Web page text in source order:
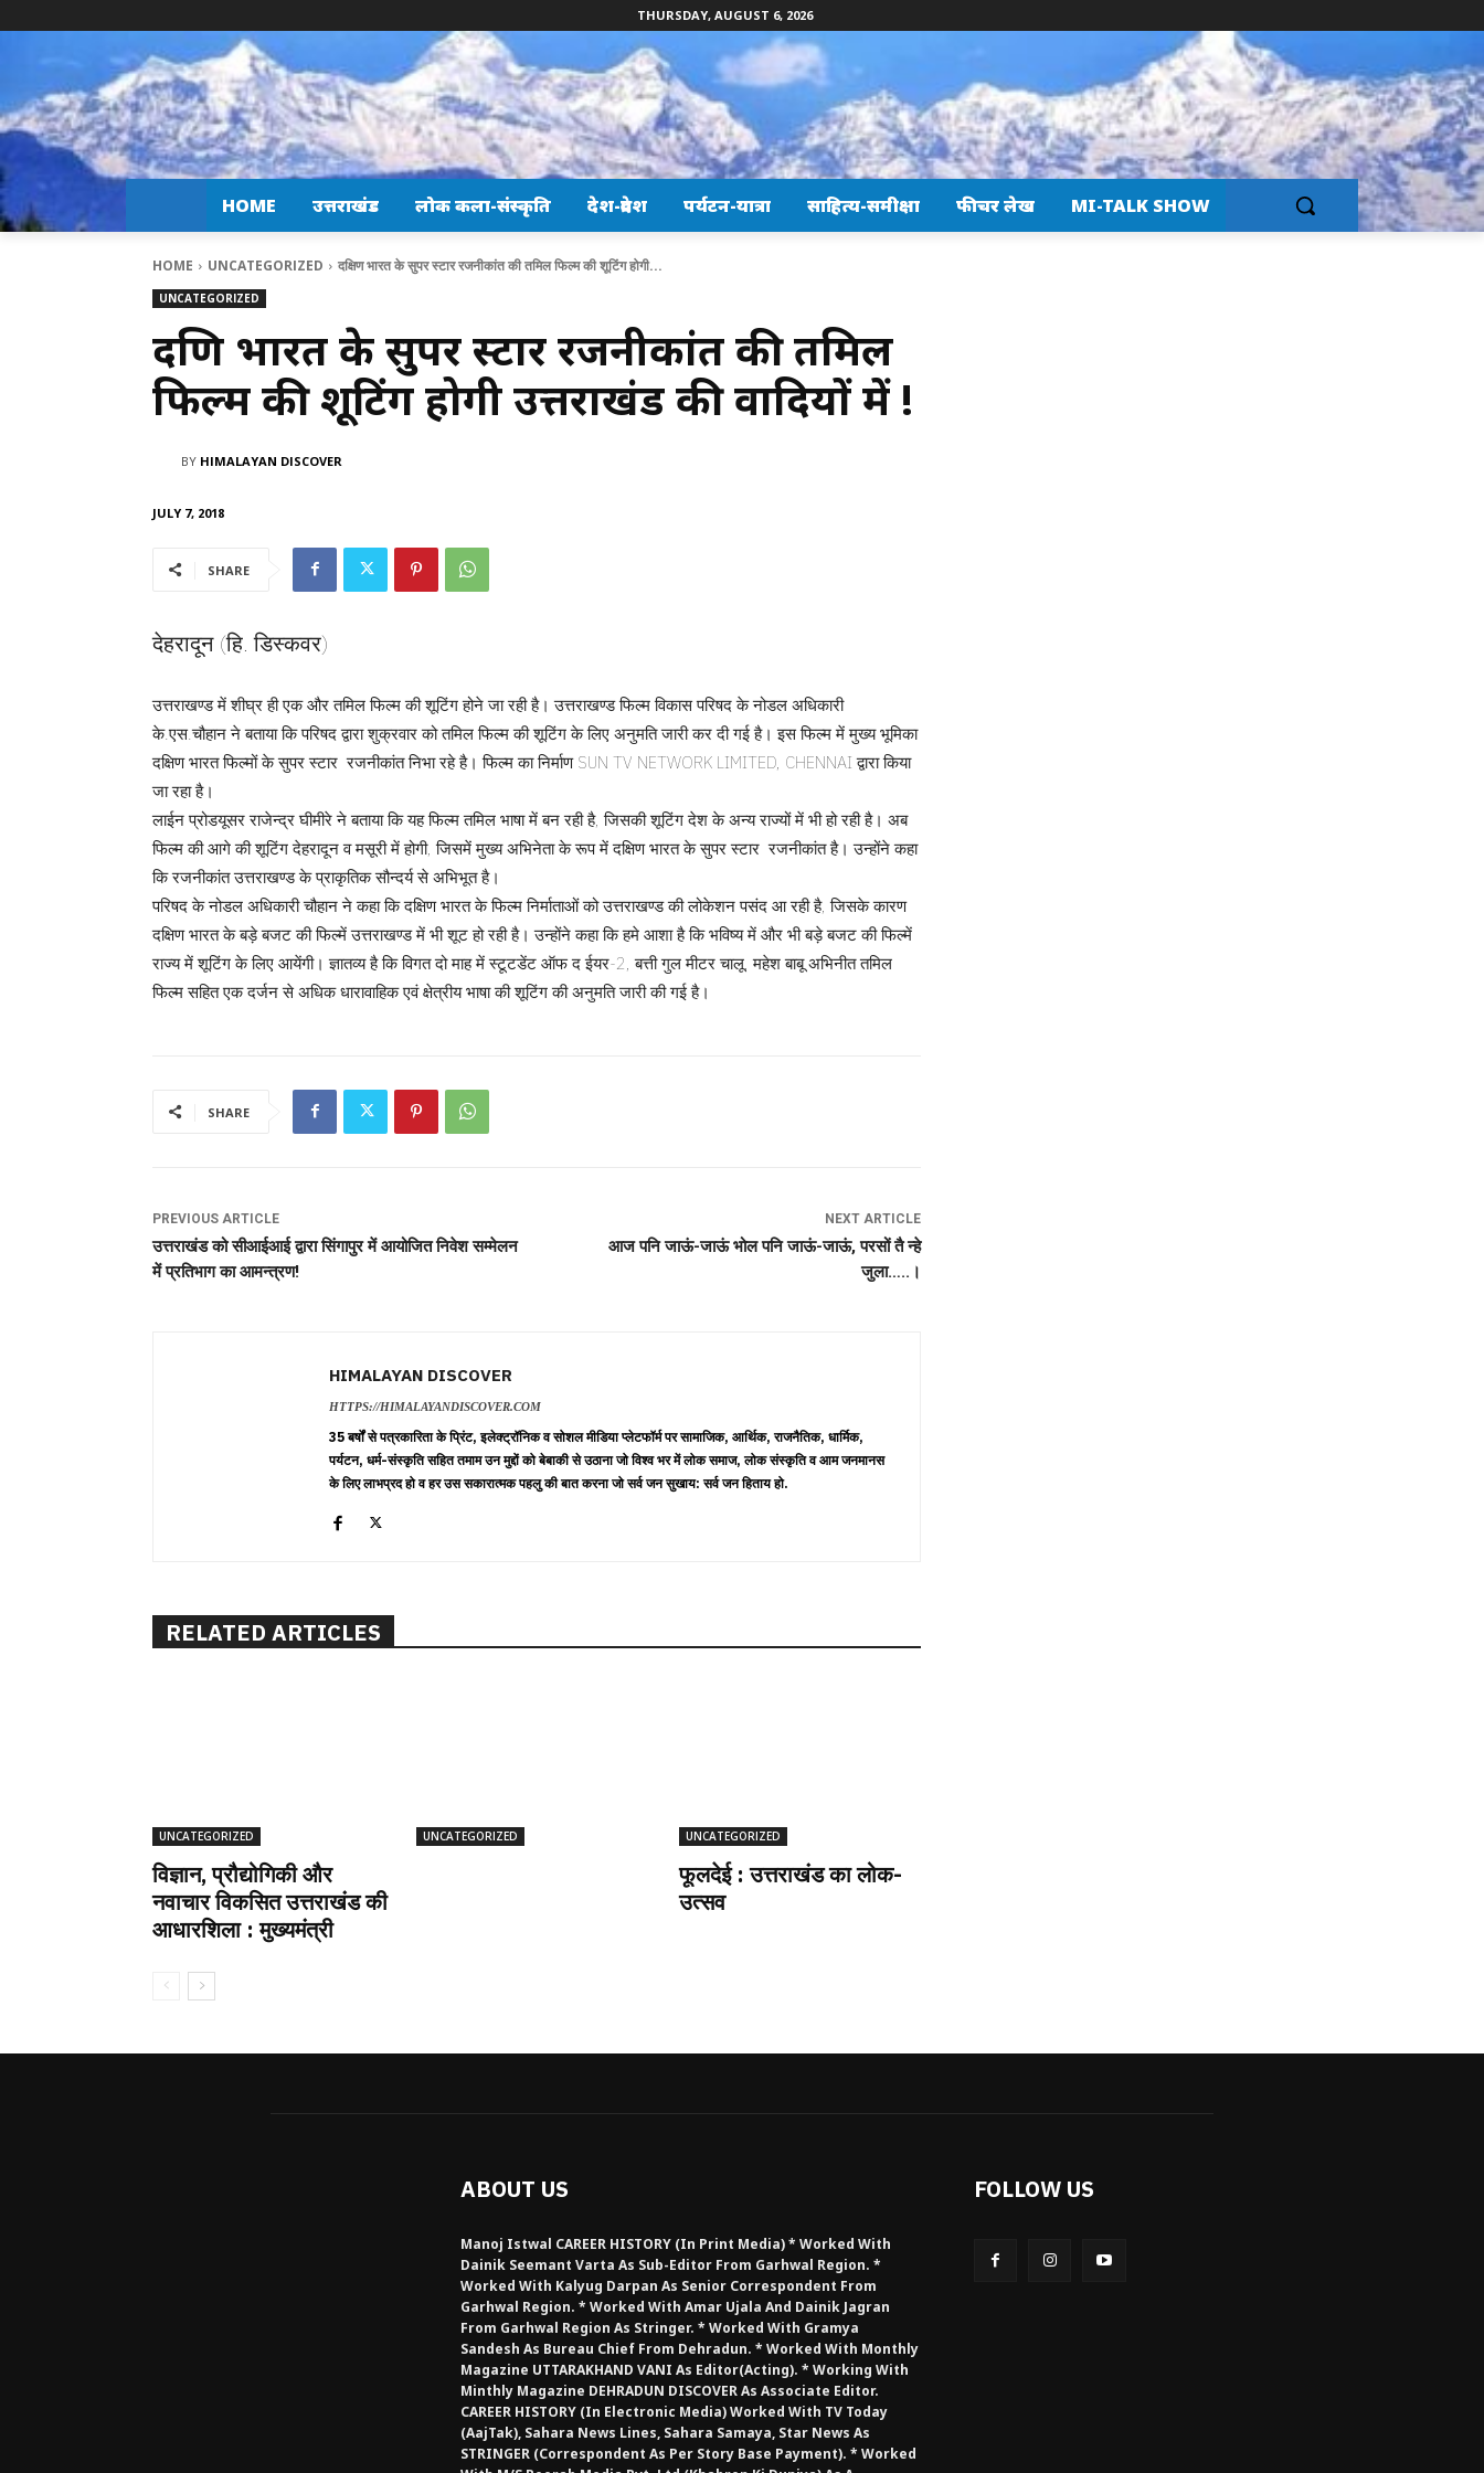
THURSDAY, AUGUST 6, 2026
HOME उत्तराखंड लोक कला-संस्कृति देश-प्रदेश पर्यटन-यात्रा साहित्य-समीक्षा फीचर लेख MI-TALK SHOW
HOME UNCATEGORIZED दक्षिण भारत के सुपर स्टार रजनीकांत की तमिल फिल्म की शूटिंग होगी...
UNCATEGORIZED
दक्षिण भारत के सुपर स्टार रजनीकांत की तमिल
फिल्म की शूटिंग होगी उत्तराखंड की वादियों में !
BY HIMALAYAN DISCOVER
JULY 7, 2018
SHARE
देहरादून (हि. डिस्कवर)
उत्तराखण्ड में शीघ्र ही एक और तमिल फिल्म की शूटिंग होने जा रही है। उत्तराखण्ड फिल्म विकास परिषद के नोडल अधिकारी
के.एस.चौहान ने बताया कि परिषद द्वारा शुक्रवार को तमिल फिल्म की शूटिंग के लिए अनुमति जारी कर दी गई है। इस फिल्म में मुख्य भूमिका
दक्षिण भारत फिल्मों के सुपर स्टार रजनीकांत निभा रहे है। फिल्म का निर्माण SUN TV NETWORK LIMITED, CHENNAI द्वारा किया
जा रहा है।
लाईन प्रोडयूसर राजेन्द्र घीमीरे ने बताया कि यह फिल्म तमिल भाषा में बन रही है, जिसकी शूटिंग देश के अन्य राज्यों में भी हो रही है। अब
फिल्म की आगे की शूटिंग देहरादून व मसूरी में होगी, जिसमें मुख्य अभिनेता के रूप में दक्षिण भारत के सुपर स्टार रजनीकांत है। उन्होंने कहा
कि रजनीकांत उत्तराखण्ड के प्राकृतिक सौन्दर्य से अभिभूत है।
परिषद के नोडल अधिकारी चौहान ने कहा कि दक्षिण भारत के फिल्म निर्माताओं को उत्तराखण्ड की लोकेशन पसंद आ रही है, जिसके कारण
दक्षिण भारत के बड़े बजट की फिल्में उत्तराखण्ड में भी शूट हो रही है। उन्होंने कहा कि हमे आशा है कि भविष्य में और भी बड़े बजट की फिल्में
राज्य में शूटिंग के लिए आयेंगी। ज्ञातव्य है कि विगत दो माह में स्टूटडेंट ऑफ द ईयर-2, बत्ती गुल मीटर चालू, महेश बाबू अभिनीत तमिल
फिल्म सहित एक दर्जन से अधिक धारावाहिक एवं क्षेत्रीय भाषा की शूटिंग की अनुमति जारी की गई है।
SHARE
PREVIOUS ARTICLE
उत्तराखंड को सीआईआई द्वारा सिंगापुर में आयोजित निवेश सम्मेलन
में प्रतिभाग का आमन्त्रण!
NEXT ARTICLE
आज पनि जाऊं-जाऊं भोल पनि जाऊं-जाऊं, परसों तै न्हे
जुला…..।
HIMALAYAN DISCOVER
HTTPS://HIMALAYANDISCOVER.COM
35 बर्षों से पत्रकारिता के प्रिंट, इलेक्ट्रॉनिक व सोशल मीडिया प्लेटफॉर्म पर सामाजिक, आर्थिक, राजनैतिक, धार्मिक,
पर्यटन, धर्म-संस्कृति सहित तमाम उन मुद्दों को बेबाकी से उठाना जो विश्व भर में लोक समाज, लोक संस्कृति व आम जनमानस
के लिए लाभप्रद हो व हर उस सकारात्मक पहलु की बात करना जो सर्व जन सुखाय: सर्व जन हिताय हो.
RELATED ARTICLES
UNCATEGORIZED
विज्ञान, प्रौद्योगिकी और
नवाचार विकसित उत्तराखंड की
आधारशिला : मुख्यमंत्री
UNCATEGORIZED UNCATEGORIZED
फूलदेई : उत्तराखंड का लोक-
उत्सव
ABOUT US
Manoj Istwal CAREER HISTORY (in Print Media) * Worked With
Dainik Seemant Varta As Sub-Editor From Garhwal Region. *
Worked With Kalyug Darpan As Senior Correspondent From
Garhwal Region. * Worked With Amar Ujala And Dainik Jagran
From Garhwal Region As Stringer. * Worked With Gramya
Sandesh As Bureau Chief From Dehradun. * Worked With Monthly
Magazine UTTARAKHAND VANI As Editor(Acting). * Working With
Minthly Magazine DEHRADUN DISCOVER As Associate Editor.
CAREER HISTORY (in Electronic Media) Worked With TV Today
(AajTak), Sahara News Lines, Sahara Samaya, Star News As
STRINGER (Correspondent As Per Story Base Payment). * Worked
FOLLOW US